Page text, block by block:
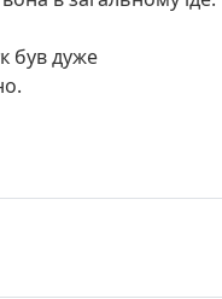
зварить, - так і
був дуже